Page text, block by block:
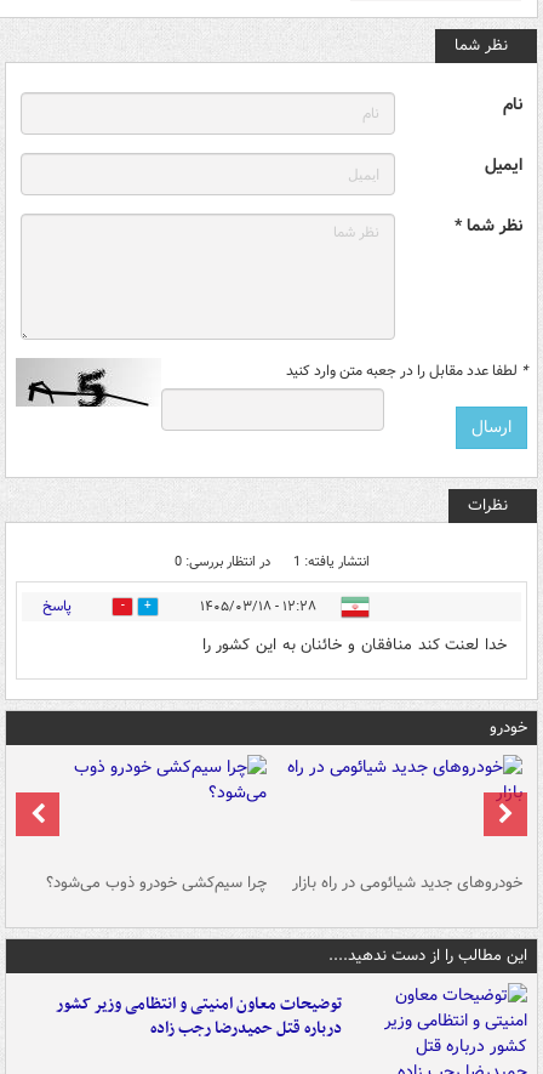
نظر شما
نام
ایمیل
نظر شما *
* لطفا عدد مقابل را در جعبه متن وارد کنید
نظرات
انتشار یافته: 1 در انتظار بررسی: 0
۱۲:۲۸ - ۱۴۰۵/۰۳/۱۸ 0 پاسخ
خدا لعنت کند منافقان و خائنان به این کشور را
خودرو
خودروهای جدید شیائومی در راه بازار چرا سیم‌کشی خودرو ذوب می‌شود؟
این مطالب را از دست ندهید....
توضیحات معاون امنیتی و انتظامی وزیر کشور
درباره قتل حمیدرضا رجب زاده